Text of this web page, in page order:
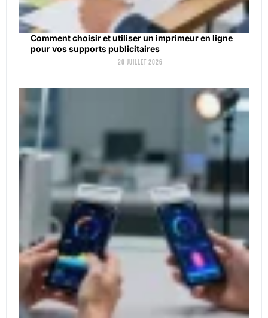
Comment choisir et utiliser un imprimeur en ligne
pour vos supports publicitaires
20 juillet 2026